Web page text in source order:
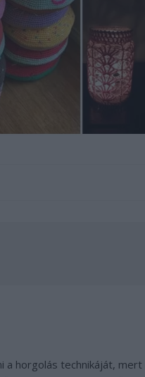
a horgolás technikáját,